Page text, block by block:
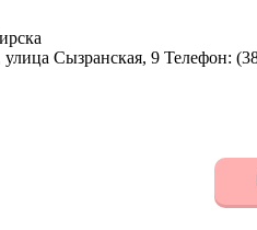
Сызранская, 9 Телефон: